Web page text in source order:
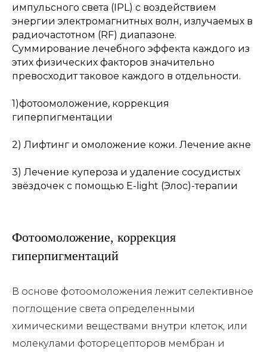
импульсного света (IPL) с воздействием
энергии электромагнитных волн, излучаемых в
радиочастотном (RF) диапазоне.
Суммирование лечебного эффекта каждого из
этих физических факторов значительно
превосходит таковое каждого в отдельности.
1)фотоомоложение, коррекция
гиперпигментации
2) Лифтинг и омоложение кожи. Лечение акне
3) Лечение купероза и удаление сосудистых
звёздочек с помощью E-light (Элос)-терапии
Фотоомоложение, коррекция
гиперпигментаций
В основе фотоомоложения лежит селективное
поглощение света определенными
химическими веществами внутри клеток, или
молекулами фоторецепторов мембран и